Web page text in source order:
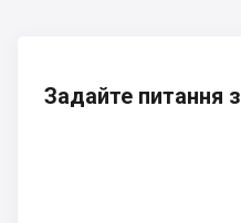
Задайте питання